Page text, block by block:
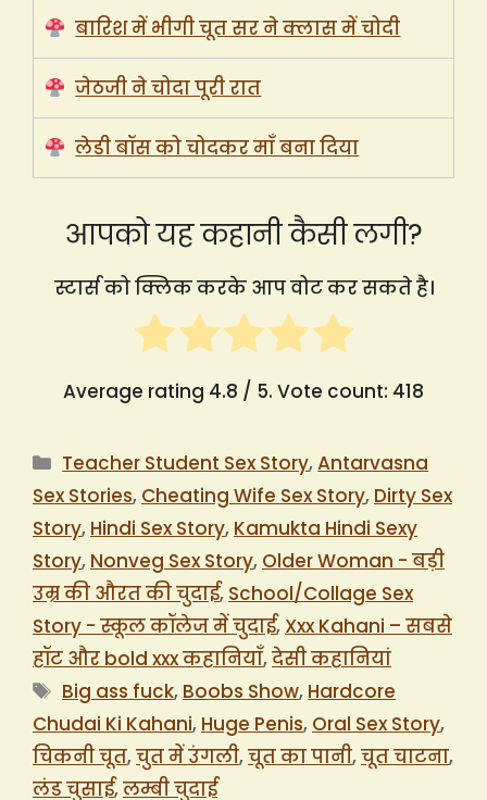
बारिश में भीगी चूत सर ने क्लास में चोदी
जेठजी ने चोदा पूरी रात
लेडी बॉस को चोदकर माँ बना दिया
आपको यह कहानी कैसी लगी?
स्टार्स को क्लिक करके आप वोट कर सकते है।
Average rating 4.8 / 5. Vote count: 418
Categories
Teacher Student Sex Story,Antarvasna
Sex Stories, Cheating Wife Sex Story, Dirty Sex
Story, Hindi Sex Story, Kamukta Hindi Sexy
Story, Nonveg Sex Story, Older Woman - बड़ी
उम्र की औरत की चुदाई, School/Collage Sex
Story - स्कूल कॉलेज में चुदाई, Xxx Kahani – सबसे
हॉट और bold xxx कहानियाँ,देसी कहानियां
Tags
Big ass fuck, Boobs Show, Hardcore
Chudai Ki Kahani, Huge Penis, Oral Sex Story,
चिकनी चूत,चुत में उंगली,चूत का पानी,चूत चाटना,
लंड चुसाई,लम्बी चुदाई